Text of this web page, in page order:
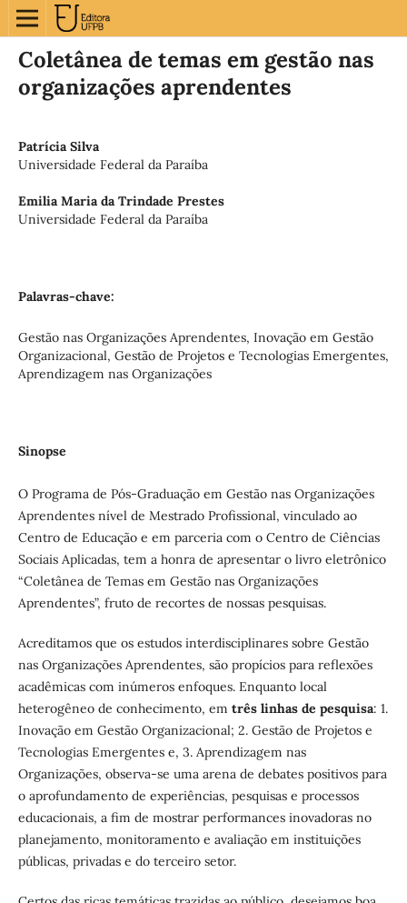
Coletânea de temas em gestão nas
organizações aprendentes
Patrícia Silva
Universidade Federal da Paraíba
Emilia Maria da Trindade Prestes
Universidade Federal da Paraíba
Palavras-chave:
Gestão nas Organizações Aprendentes, Inovação em Gestão
Organizacional, Gestão de Projetos e Tecnologias Emergentes,
Aprendizagem nas Organizações
Sinopse
O Programa de Pós-Graduação em Gestão nas Organizações
Aprendentes nível de Mestrado Profissional, vinculado ao
Centro de Educação e em parceria com o Centro de Ciências
Sociais Aplicadas, tem a honra de apresentar o livro eletrônico
“Coletânea de Temas em Gestão nas Organizações
Aprendentes”, fruto de recortes de nossas pesquisas.
Acreditamos que os estudos interdisciplinares sobre Gestão
nas Organizações Aprendentes, são propícios para reflexões
acadêmicas com inúmeros enfoques. Enquanto local
heterogêneo de conhecimento, em três linhas de pesquisa: 1.
Inovação em Gestão Organizacional; 2. Gestão de Projetos e
Tecnologias Emergentes e, 3. Aprendizagem nas
Organizações, observa-se uma arena de debates positivos para
o aprofundamento de experiências, pesquisas e processos
educacionais, a fim de mostrar performances inovadoras no
planejamento, monitoramento e avaliação em instituições
públicas, privadas e do terceiro setor.